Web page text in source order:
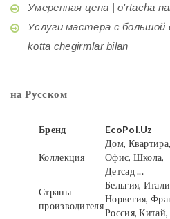
Умеренная цена | o'rtacha
Услуги мастера с большой
kotta chegirmlar bilan
на Русском
Бренд EcoPol.Uz
Коллекция
Дом, Квартира,
Офис, Школа,
Детсад ...
Страны
производителя
Бельгия,
Норвегия,
Россия, Китай,